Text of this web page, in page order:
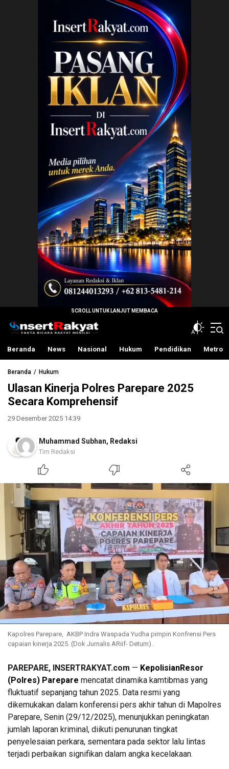
InsertRakyat.com
Fakta Bicara Rakyat Menilai
Beranda News Nasional Hukum Pendidikan Metro
Beranda Hukum
Ulasan Kinerja Polres Parepare 2025
Secara Komprehensif
29 Desember 2025 14:39
Muhammad Subhan, Redaksi
Tim Redaksi
Kapolres Parepare, AKBP Indra Waspada Yudha pimpin Konfrensi Pers
capaian kinerja 2025. (Dok Jurnalis ARiif- Detum).
PAREPARE, INSERTRAKYAT.com — KepolisianResor
(Polres) Parepare mencatat dinamika kamtibmas yang
fluktuatif sepanjang tahun 2025. Data resmi yang
dikemukakan dalam konferensi pers akhir tahun di Mapolres
Parepare, Senin (29/12/2025), menunjukkan peningkatan
jumlah laporan kriminal, diikuti penurunan tingkat
penyelesaian perkara, sementara pada sektor lalu lintas
terjadi perbaikan signifikan dalam angka kecelakaan.